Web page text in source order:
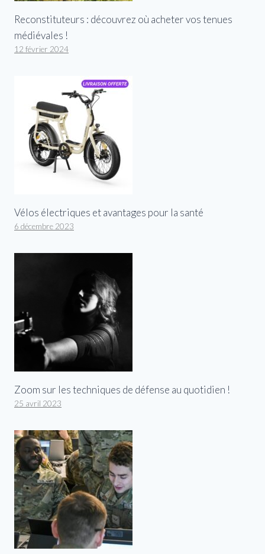
Reconstituteurs : découvrez où acheter vos tenues
médiévales !
12 février 2024
Vélos électriques et avantages pour la santé
6 décembre 2023
Zoom sur les techniques de défense au quotidien !
25 avril 2023